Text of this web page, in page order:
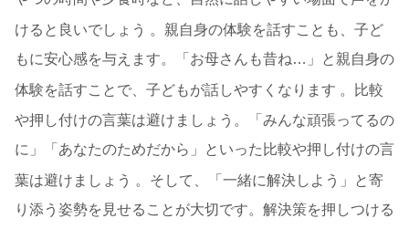
けると良いでしょう 。親自身の体験を話すことも、子ど
もに安心感を与えます。「お母さんも昔ね…」と親自身の
体験を話すことで、子どもが話しやすくなります 。比較
や押し付けの言葉は避けましょう。「みんな頑張ってるの
に」「あなたのためだから」といった比較や押し付けの言
葉は避けましょう 。そして、「一緒に解決しよう」と寄
り添う姿勢を見せることが大切です。解決策を押しつける